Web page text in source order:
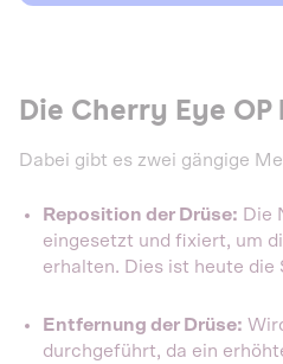
Die Cherry Eye OP
Dabei gibt es zwei gängige
Reposition der Drüse: Die
eingesetzt und fixiert, um
erhalten. Dies ist heute die
Entfernung der Drüse:
durchgeführt, da ein